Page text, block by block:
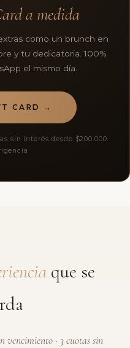
a medida
como un brunch en
y tu dedicatoria. 100%
el mismo día.
CARD →
sin interés desde $200.000 ·
que se
· 3 cuotas sin